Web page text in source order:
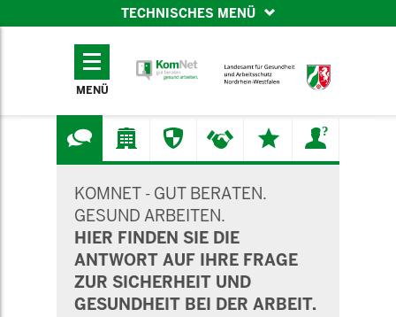
TECHNISCHES MENÜ
TECHNISCHES
MENÜ
KOMNET - GUT BERATEN.
GESUND ARBEITEN.
HIER FINDEN SIE DIE
ANTWORT AUF IHRE FRAGE
ZUR SICHERHEIT UND
GESUNDHEIT BEI DER ARBEIT.